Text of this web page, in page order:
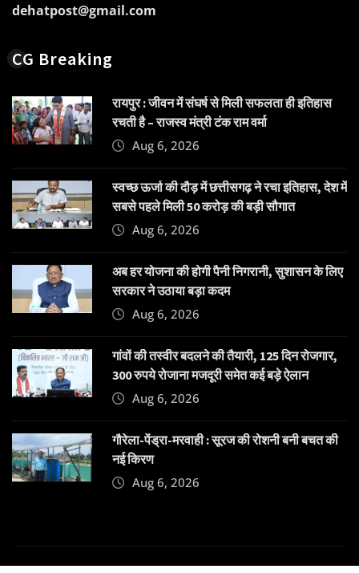
dehatpost@gmail.com
CG Breaking
रायपुर : जीवन में संघर्ष से मिली सफलता ही इतिहास
रचती है – राजस्व मंत्री टंक राम वर्मा
Aug 6, 2026
स्वच्छ ऊर्जा की दौड़ में छत्तीसगढ़ ने रचा इतिहास, देश में
सबसे पहले मिली 50 करोड़ की बड़ी सौगात
Aug 6, 2026
अब हर योजना की होगी पैनी निगरानी, सुशासन के लिए
सरकार ने उठाया बड़ा कदम
Aug 6, 2026
गांवों की तस्वीर बदलने की तैयारी, 125 दिन रोजगार,
300 रुपये रोजाना मजदूरी समेत कई बड़े ऐलान
Aug 6, 2026
गौरेला-पेंड्रा-मरवाही : सूरज की रोशनी बनी बचत की
नई किरण
Aug 6, 2026